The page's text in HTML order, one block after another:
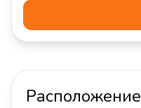
Расположение